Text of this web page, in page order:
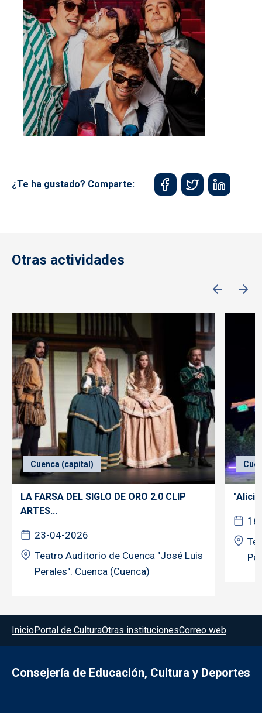
¿Te ha gustado? Comparte:
Otras actividades
Cuenca (capital)
LA FARSA DEL SIGLO DE ORO 2.0 CLIP
ARTES...
23-04-2026
Teatro Auditorio de Cuenca "José Luis
Perales". Cuenca (Cuenca)
Menú del pie
InicioPortal de CulturaOtras institucionesCorreo web
Consejería de Educación, Cultura y Deportes